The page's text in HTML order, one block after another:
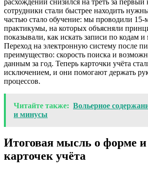
сотрудники стали быстрее находить
частью стало обучение: мы проводили
практикумы, на которых объясняли
показывали, как искать записи по кодам и
Переход на электронную систему после
преимущество: скорость поиска и
данным за год. Теперь карточки учёта
исключением, и они помогают держать
процессов.
Читайте также: Вольерное
и минусы
Итоговая мысль о форме
карточек учёта